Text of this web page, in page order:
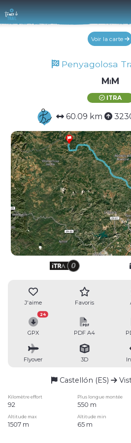
Voir la carte
Penyagolosa
MiM
ITRA
60.09 km
J'aime Favoris
GPX
24
PDF A4
Flyover 3D
Castellón (ES)
Kilomètre effort Plus longue montée
92 550 m
Altitude max Altitude min
1507 m 65 m